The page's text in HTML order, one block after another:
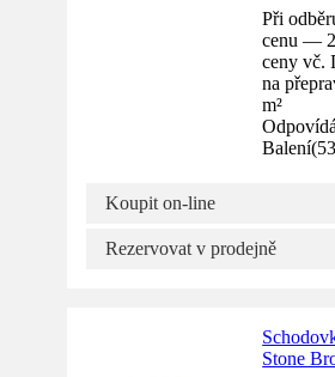
Při
cenu —
ceny vč.
na
m²
Balení(
Koupit on-line
Rezervovat v prodejně
Stone